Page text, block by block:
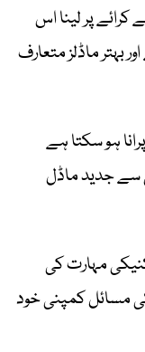
پر لینا اس
بہتر ماڈلز متعارف
ہو سکتا ہے
سے جدید ماڈل
مہارت کی
مسائل کمپنی خود